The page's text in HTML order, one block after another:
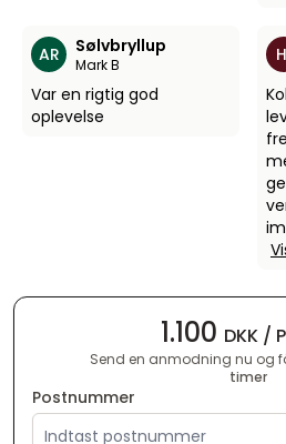
AR Sølvbryllup
Mark B
Var en rigtig god
oplevelse
1.100 DKK /
Send en anmodning nu og
timer
Postnummer